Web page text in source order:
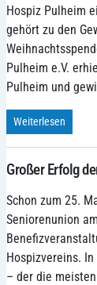
Hospiz Pulheim
gehört zu den
Pulheim e.V.
Pulheim und
Weiterlesen
Großer Erfolg
Schon zum 25.
Seniorenunion
Hospizvereins.
– der die